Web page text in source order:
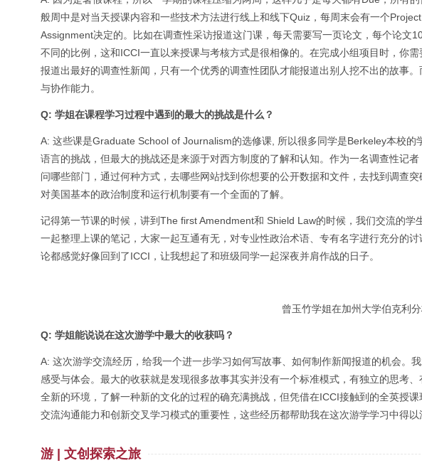
般周中是对当天授课内容和一些技术方法进行线上和线下Quiz，每周末会有一个
Assignment决定的。比如在调查性采访报道这门课，每天需要写一页论文，每个论文
不同的比例，这和ICCI一直以来授课与考核方式是很相像的。在完成小组项目时，你
报道出最好的调查性新闻，只有一个优秀的调查性团队才能报道出别人挖不出的故事
与协作能力。
Q: 学姐在课程学习过程中遇到的最大的挑战是什么？
A: 这些课是Graduate School of Journalism的选修课, 所以很多同学是Berkeley本校
语言的挑战，但最大的挑战还是来源于对西方制度的了解和认知。作为一名调查性记
问哪些部门，通过何种方式，去哪些网站找到你想要的公开数据和文件，去找到调查
对美国基本的政治制度和运行机制要有一个全面的了解。
记得第一节课的时候，讲到The first Amendment和 Shield Law的时候，我们交流的
一起整理上课的笔记，大家一起互通有无，对专业性政治术语、专有名字进行充分的
论都感觉好像回到了ICCI，让我想起了和班级同学一起深夜并肩作战的日子。
曾玉竹学姐在加州大学伯克利
Q: 学姐能说说在这次游学中最大的收获吗？
A: 这次游学交流经历，给我一个进一步学习如何写故事、如何制作新闻报道的机会。
感受与体会。最大的收获就是发现很多故事其实并没有一个标准模式，有独立的思考
全新的环境，了解一种新的文化的过程的确充满挑战，但凭借在ICCI接触到的全英授
交流沟通能力和创新交叉学习模式的重要性，这些经历都帮助我在这次游学学习中得以
游 | 文创探索之旅